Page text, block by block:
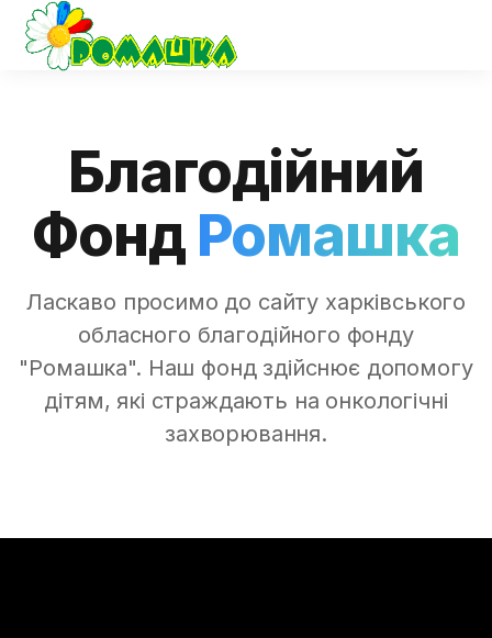
Благодійний
Фонд Ромашка
Ласкаво просимо до сайту харківського
обласного благодійного фонду
"Ромашка". Наш фонд здійснює допомогу
дітям, які страждають на онкологічні
захворювання.